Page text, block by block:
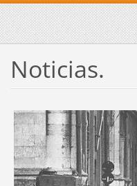
Noticias.